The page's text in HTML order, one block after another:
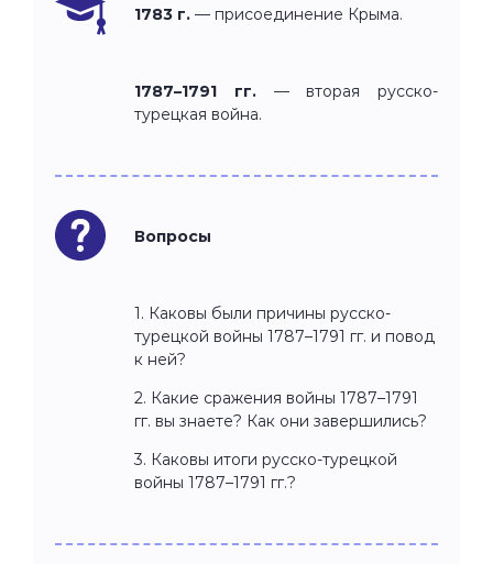
1783 г. — присоединение Крыма.
1787–1791 гг.— вторая русско-
турецкая война.
Вопросы
1. Каковы были причины русско-
турецкой войны 1787–1791 гг. и повод
к ней?
2. Какие сражения войны 1787–1791
гг. вы знаете? Как они завершились?
3. Каковы итоги русско-турецкой
войны 1787–1791 гг.?